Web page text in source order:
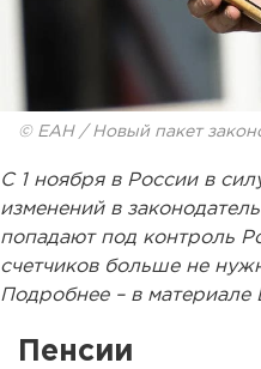
© ЕАН / Новый пакет
С 1 ноября в России в
изменений в
попадают под контроль
счетчиков больше не
Подробнее – в материале
Пенсии